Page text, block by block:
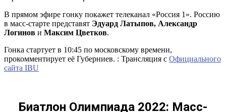
В прямом эфире гонку покажет телеканал «Россия 1». Россию
в масс-старте представят Эдуард Латыпов, Александр
Логинов и Максим Цветков.
Гонка стартует в 10:45 по московскому времени,
прокомментирует её Губерниев. : Трансляция с Официального
сайта IBU
Биатлон Олимпиада 2022: Масс-